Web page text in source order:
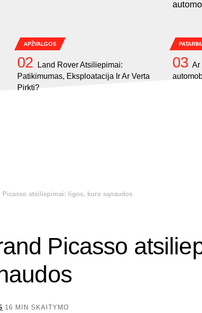
APŽVALGOS
Land Rover Atsiliepimai:
Patikimumas, Eksploatacija Ir Ar Verta
Pirkti?
Ar
Picasso atsiliepimai: ligos, kuro sąnaudos
Picasso
16 MIN SKAITYMO